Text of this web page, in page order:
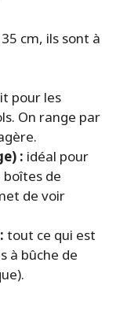
cm, ils sont à
pour les
On range par
: idéal pour
boîtes de
de voir
tout ce qui est
à bûche de